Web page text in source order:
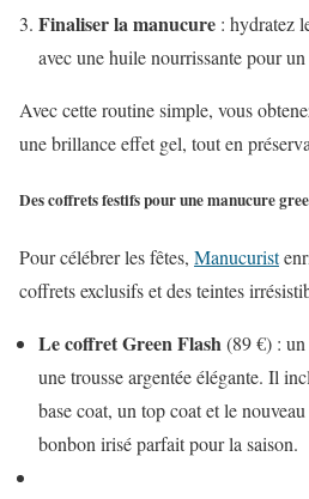
Finaliser la manucure : hydratez
avec une huile nourrissante pour
Avec cette routine simple, vous
une brillance effet gel, tout en
Des coffrets festifs pour une manucure
Pour célébrer les fêtes, Manucurist
coffrets exclusifs et des teintes
Le coffret Green Flash(89 €) :
une trousse argentée élégante. Il
base coat, un top coat et le
bonbon irisé parfait pour la saison.